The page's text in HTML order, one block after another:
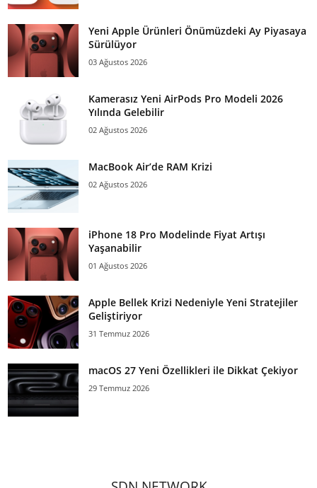
Yeni Apple Ürünleri Önümüzdeki Ay Piyasaya
Sürülüyor
03 Ağustos 2026
Kamerasız Yeni AirPods Pro Modeli 2026
Yılında Gelebilir
02 Ağustos 2026
MacBook Air’de RAM Krizi
02 Ağustos 2026
iPhone 18 Pro Modelinde Fiyat Artışı
Yaşanabilir
01 Ağustos 2026
Apple Bellek Krizi Nedeniyle Yeni Stratejiler
Geliştiriyor
31 Temmuz 2026
macOS 27 Yeni Özellikleri ile Dikkat Çekiyor
29 Temmuz 2026